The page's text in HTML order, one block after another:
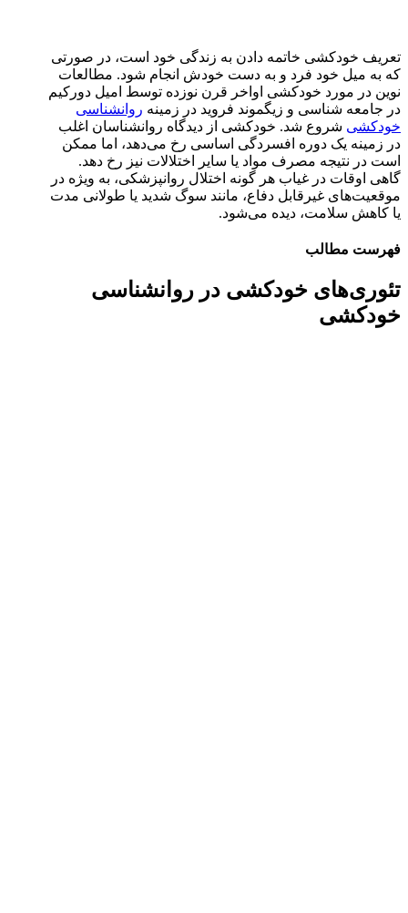
تعریف خودکشی خاتمه دادن به زندگی خود است، در صورتی
که به میل خود فرد و به دست خودش انجام شود. مطالعات
نوین در مورد خودکشی اواخر قرن نوزده توسط امیل دورکیم
در جامعه شناسی و زیگموند فروید در زمینه روانشناسی
خودکشی شروع شد. خودکشی از دیدگاه روانشناسان اغلب
در زمینه یک دوره افسردگی اساسی رخ می‌دهد، اما ممکن
است در نتیجه مصرف مواد یا سایر اختلالات نیز رخ دهد.
گاهی اوقات در غیاب هر گونه اختلال روانپزشکی، به ویژه در
موقعیت‌های غیرقابل دفاع، مانند سوگ شدید یا طولانی مدت
یا کاهش سلامت، دیده می‌شود.
فهرست مطالب
تئوری‌های خودکشی در روانشناسی
خودکشی